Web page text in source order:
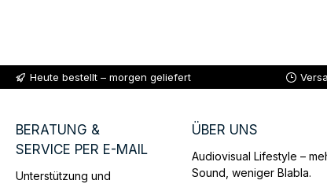
Heute bestellt – morgen geliefert
BERATUNG &
SERVICE PER E-MAIL
Unterstützung und
ÜBER UNS
Audiovisual Lifestyle –
Sound, weniger Blabla.